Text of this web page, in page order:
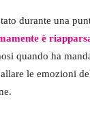
durante una
è
quando ha
le emozioni